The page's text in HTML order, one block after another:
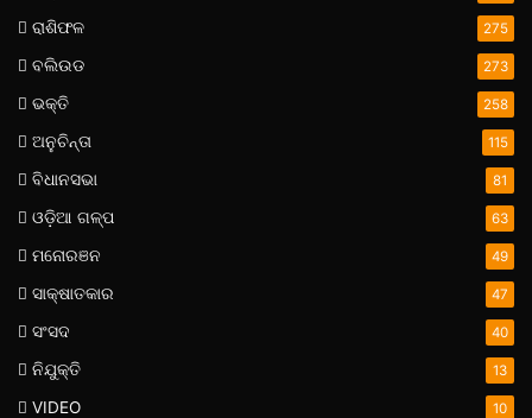
ରାଶିଫଳ 275
ବଲିଉଡ 273
ଭକ୍ତି 258
ଅନୁଚିନ୍ତା 115
ବିଧାନସଭା 81
ଓଡ଼ିଆ ଗଳ୍ପ 63
ମନୋରଞନ 49
ସାକ୍ଷାତକାର 47
ସଂସଦ 40
ନିଯୁକ୍ତି 13
VIDEO 10